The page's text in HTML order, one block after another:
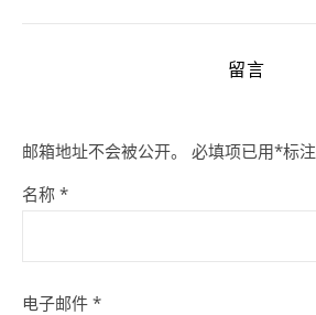
留言
邮箱地址不会被公开。 必填项已用*标注
名称 *
电子邮件 *